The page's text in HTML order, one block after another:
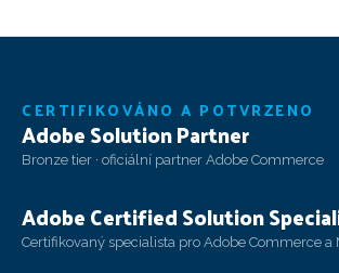
CERTIFIKOVÁNO A POTVRZENO
Adobe Solution Partner
Bronze tier · oficiální partner Adobe Commerce
Adobe Certified Solution
Certifikovaný specialista pro Adobe Commerce a